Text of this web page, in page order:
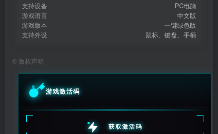
支持设备
PC电脑
游戏语言
中文版
游戏版本
一键绿色版
支持外设
鼠标、键盘、手柄
© 版权声明
游戏激活码
获取激活码